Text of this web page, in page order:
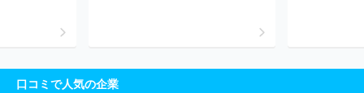
口コミで人気の企業